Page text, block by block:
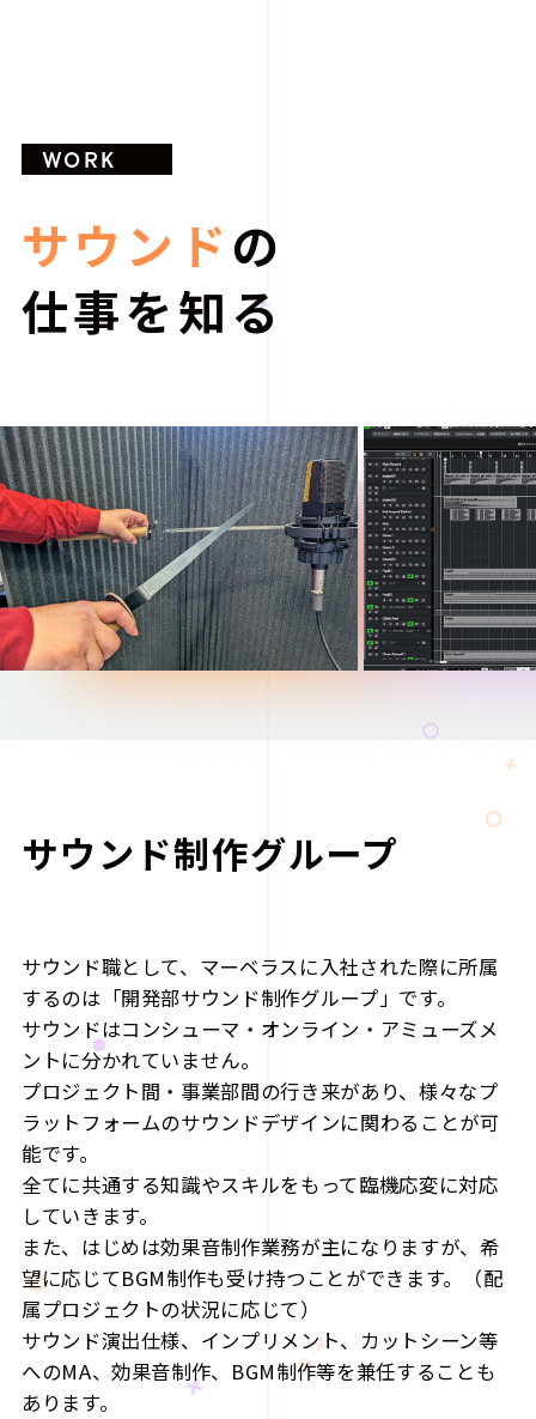
WORK
サウンドの
仕事を知る
サウンド制作グループ
サウンド職として、マーベラスに入社された際に所属
するのは「開発部サウンド制作グループ」です。
サウンドはコンシューマ・オンライン・アミューズメ
ントに分かれていません。
プロジェクト間・事業部間の行き来があり、様々なプ
ラットフォームのサウンドデザインに関わることが可
能です。
全てに共通する知識やスキルをもって臨機応変に対応
していきます。
また、はじめは効果音制作業務が主になりますが、希
望に応じてBGM制作も受け持つことができます。（配
属プロジェクトの状況に応じて）
サウンド演出仕様、インプリメント、カットシーン等
へのMA、効果音制作、BGM制作等を兼任することも
あります。